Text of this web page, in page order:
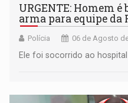
URGENTE: Homem
arma para equipe da
Polícia 06 de Agosto
Ele foi socorrido ao